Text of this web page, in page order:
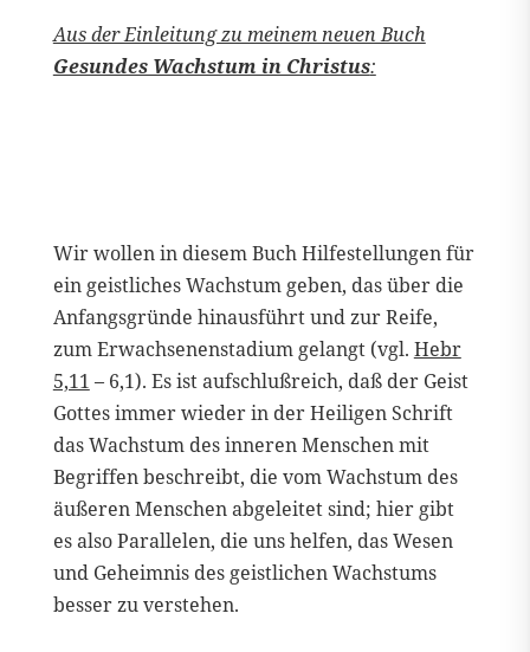
Aus der Einleitung zu meinem neuen Buch
Gesundes Wachstum in Christus:
Wir wollen in diesem Buch Hilfestellungen für
ein geistliches Wachstum geben, das über die
Anfangsgründe hinausführt und zur Reife,
zum Erwachsenenstadium gelangt (vgl. Hebr
5,11 – 6,1). Es ist aufschlußreich, daß der Geist
Gottes immer wieder in der Heiligen Schrift
das Wachstum des inneren Menschen mit
Begriffen beschreibt, die vom Wachstum des
äußeren Menschen abgeleitet sind; hier gibt
es also Parallelen, die uns helfen, das Wesen
und Geheimnis des geistlichen Wachstums
besser zu verstehen.